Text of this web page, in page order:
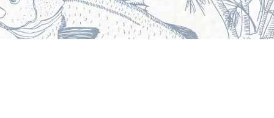
©atlantidastores 2020. Designed by
. Developed by
.